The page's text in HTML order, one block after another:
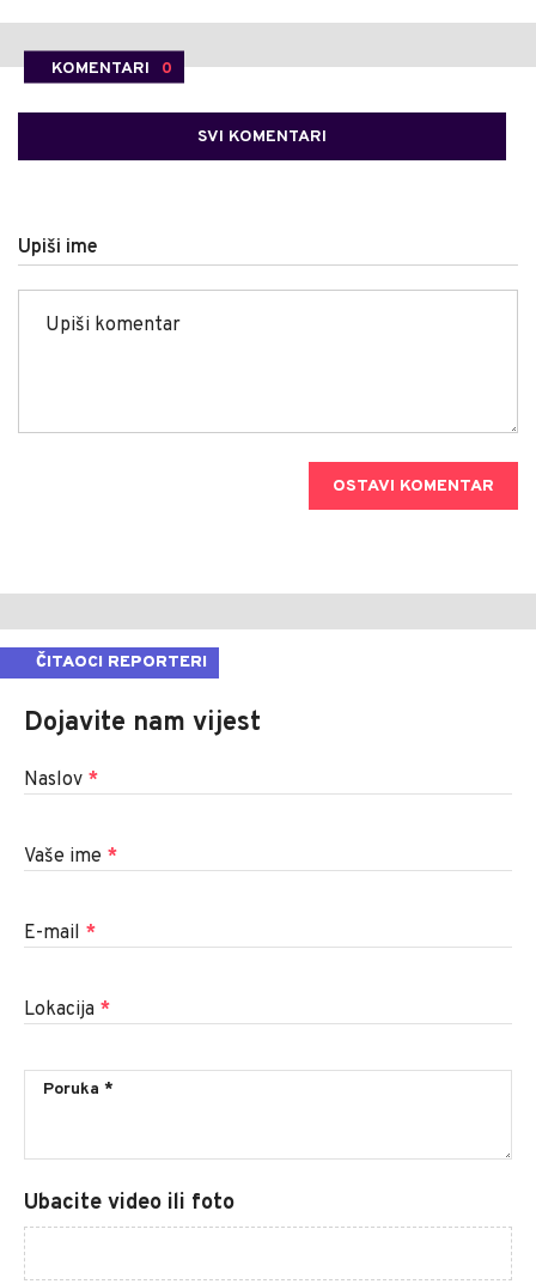
KOMENTARI 0
SVI KOMENTARI
Upiši ime
OSTAVI KOMENTAR
ČITAOCI REPORTERI
Dojavite nam vijest
Naslov *
Vaše ime *
E-mail *
Lokacija *
Ubacite video ili foto